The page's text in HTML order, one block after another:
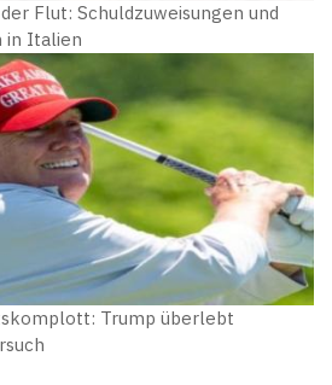
Flut: Schuldzuweisungen und
in Italien
Trump überlebt